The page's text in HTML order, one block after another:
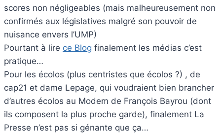
scores non négligeables (mais malheureusement non
confirmés aux législatives malgré son pouvoir de
nuisance envers l’UMP)
Pourtant à lire ce Blog finalement les médias c’est
pratique…
Pour les écolos (plus centristes que écolos ?) , de
cap21 et dame Lepage, qui voudraient bien brancher
d’autres écolos au Modem de François Bayrou (dont
ils composent la plus proche garde), finalement La
Presse n’est pas si génante que ça…